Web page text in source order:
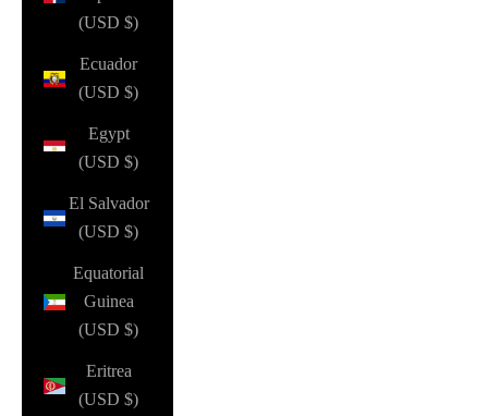
(USD $)
Ecuador
(USD $)
Egypt
(USD $)
El Salvador
(USD $)
Equatorial
Guinea
(USD $)
Eritrea
(USD $)